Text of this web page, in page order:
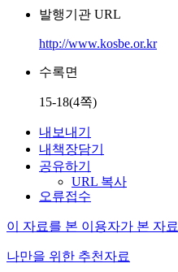
발행기관 URL
http://www.kosbe.or.kr
수록면
15-18(4쪽)
내보내기
내책장담기
공유하기
URL 복사
오류접수
이 자료를 본 이용자가 본 자료
나만을 위한 추천자료